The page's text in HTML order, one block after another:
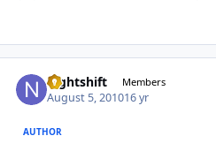
nightshift Members
August 5, 201016 yr
AUTHOR